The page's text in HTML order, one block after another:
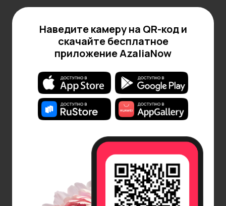
Наведите камеру на QR-код и
скачайте бесплатное
приложение AzaliaNow